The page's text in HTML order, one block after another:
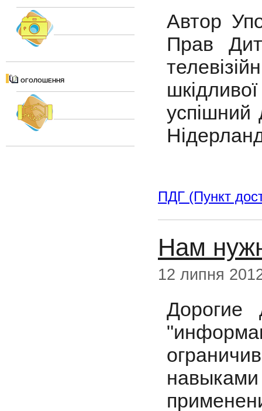
ОГОЛОШЕННЯ
Автор
Прав
успішний
ПДГ (Пункт
Нам
12 липня
Дорогие